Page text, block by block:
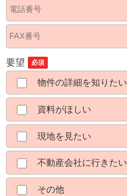
要望 必須
物件の詳細を知りたい
資料がほしい
現地を見たい
不動産会社に行きたい
その他